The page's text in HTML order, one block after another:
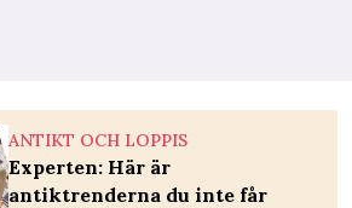
ANTIKT OCH LOPPIS
Experten: Här är
antiktrenderna du inte får